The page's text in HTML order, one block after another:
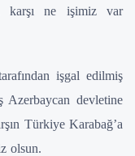
karşı ne işimiz var
işgal edilmiş
Azerbaycan devletine
Türkiye Karabağ’a
olsun.